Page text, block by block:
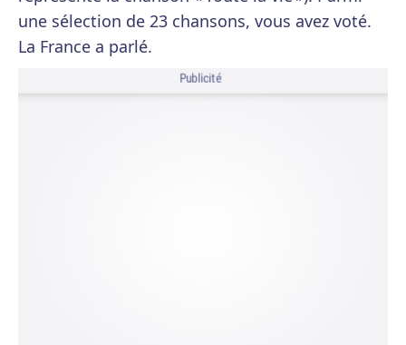
une sélection de 23 chansons, vous avez voté.
La France a parlé.
Publicité